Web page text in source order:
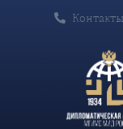
Контакты